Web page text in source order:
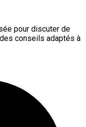
pour discuter de
conseils adaptés à